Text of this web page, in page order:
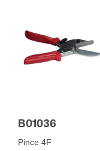
B01036
Pince 4F